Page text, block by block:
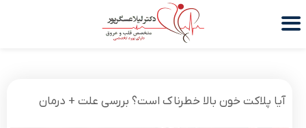
آیا پلاکت خون بالا خطرناک است؟ بررسی علت + درمان